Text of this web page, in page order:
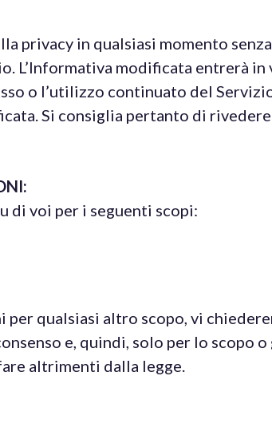
privacy in qualsiasi momento
L’Informativa modificata entrerà
o l’utilizzo continuato del
Si consiglia pertanto di
di voi per i seguenti scopi:
qualsiasi altro scopo, vi
e, quindi, solo per lo scopo
altrimenti dalla legge.